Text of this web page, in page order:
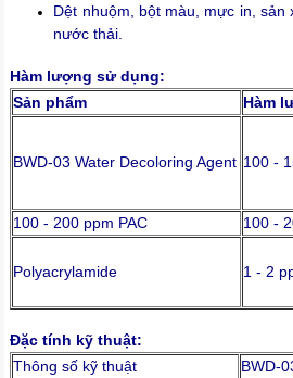
Dệt nhuộm, bột màu, mực in,
nước thải.
Hàm lượng sử dụng:
Sản phẩm
Hàm
BWD-03 Water Decoloring Agent 100 -
100 - 200 ppm PAC
100 -
Polyacrylamide 1 - 2
Đặc tính kỹ thuật:
Thông số kỹ thuật
BWD-